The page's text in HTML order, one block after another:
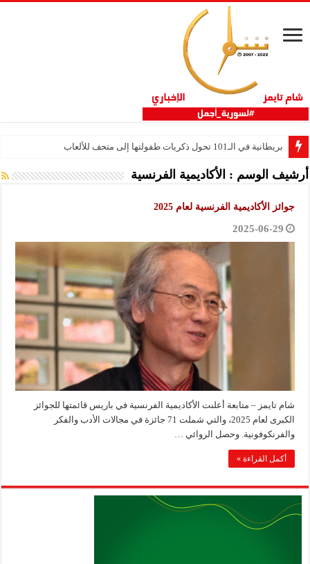
بريطانية في الـ101 تحول ذكريات طفولتها إلى متحف للألعاب
أرشيف الوسم : الأكاديمية الفرنسية
جوائز الأكاديمية الفرنسية لعام 2025
2025-06-29
شام تايمز – متابعة أعلنت الأكاديمية الفرنسية في باريس قائمتها للجوائز
الكبرى لعام 2025، والتي شملت 71 جائزة في مجالات الأدب والفكر
والفرنكوفونية. وحصل الروائي …
أكمل القراءة »